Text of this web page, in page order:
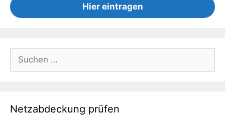
Hier eintragen
Suchen
nach:
Netzabdeckung prüfen